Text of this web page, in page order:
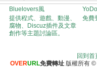
Bluelovers風
提供程式、遊戲、動漫、
腐物、Discuz插件及文章
創作等主題討論區。
免費
回到首
OVERURL免費轉址 版權所有 ©